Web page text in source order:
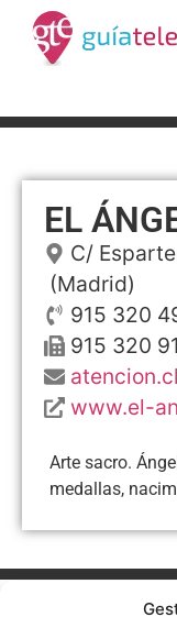
EL
C/
(Madrid)
915 320
915 320
www.el-
Arte sacro.
medallas,